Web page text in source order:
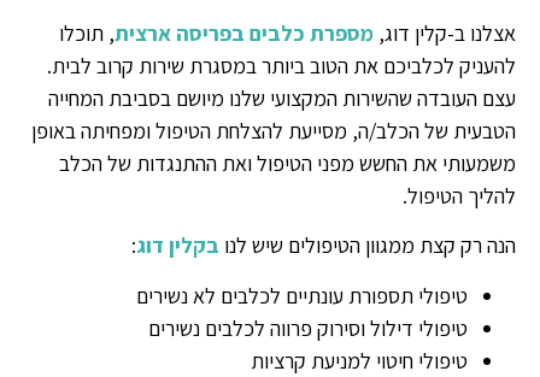
אצלנו ב-קלין דוג, מספרת כלבים בפריסה ארצית, תוכלו
להעניק לכלביכם את הטוב ביותר במסגרת שירות קרוב לבית.
עצם העובדה שהשירות המקצועי שלנו מיושם בסביבת המחייה
הטבעית של הכלב/ה, מסייעת להצלחת הטיפול ומפחיתה באופן
משמעותי את החשש מפני הטיפול ואת ההתנגדות של הכלב
להליך הטיפול.
הנה רק קצת ממגוון הטיפולים שיש לנו בקלין דוג:
טיפולי תספורת עונתיים לכלבים לא נשירים
טיפולי דילול וסירוק פרווה לכלבים נשירים
טיפולי חיטוי למניעת קרציות